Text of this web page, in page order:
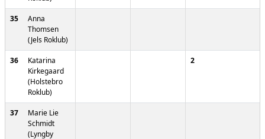
35
Anna
Thomsen
(Jels Roklub)
36
Katarina
Kirkegaard
(Holstebro
Roklub)
2
37
Marie Lie
Schmidt
(Lyngby